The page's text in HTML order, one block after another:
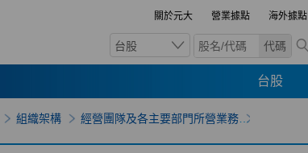
關於元大 營業據點 海外據點
台股 代碼
台股
組織架構 經營團隊及各主要部門所營業務